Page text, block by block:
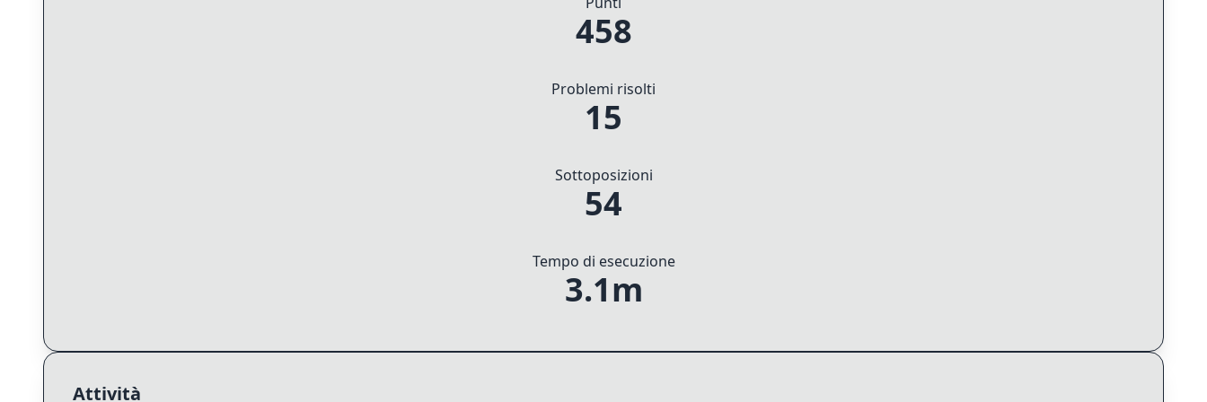
458
Problemi risolti
15
Sottoposizioni
54
Tempo di esecuzione
3.1m
Attività